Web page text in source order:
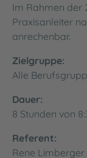
Im Rahmen der
Praxisanleiter
anrechenbar.
Zielgruppe:
Alle
Dauer:
8 Stunden von
Referent:
Rene Limberger